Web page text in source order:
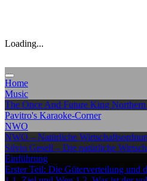
Loading...
Home
Music
The Once And Future King
Pavitro's Karaoke-Corner
NWO
NWO – Natürliche
Silvio Gesell – Die natürliche
Einführung
Erster Teil: Die Güterverteilung und